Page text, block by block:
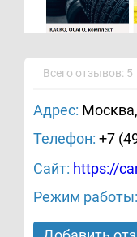
Всего отзывов: 5
Адрес:
Телефон: +7
Сайт: https://
Режим работы: